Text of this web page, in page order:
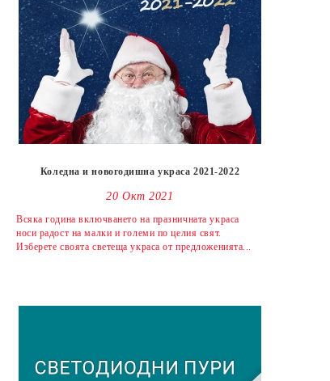
Коледна и новогодишна украса 2021-2022
20 Окт 2021
Всяка година включването на празничната украса
носи радост на малки и големи по целия свят.
Изберете своята светеща украса от предложенията...